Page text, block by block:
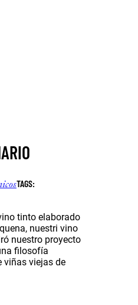
TAGS:
tinto elaborado
nuestri vino
nuestro proyecto
filosofía
viñas viejas de